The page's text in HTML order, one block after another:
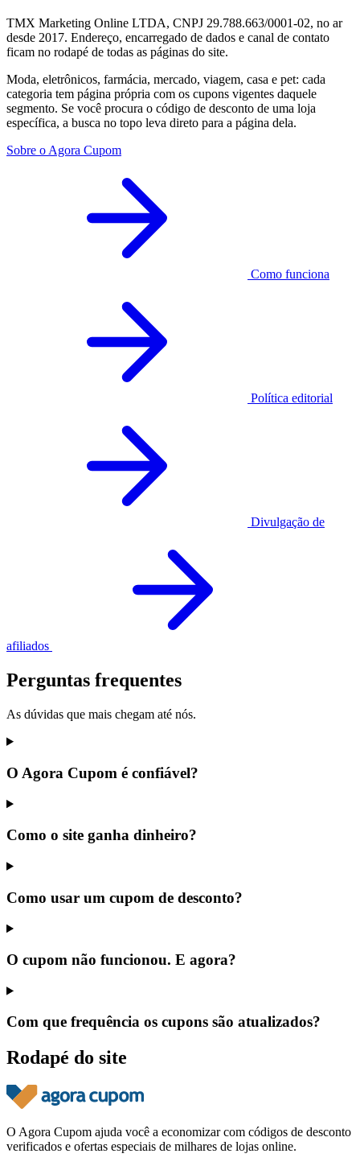
TMX Marketing Online LTDA, CNPJ 29.788.663/0001-02, no ar
desde 2017. Endereço, encarregado de dados e canal de contato
ficam no rodapé de todas as páginas do site.
Moda, eletrônicos, farmácia, mercado, viagem, casa e pet: cada
categoria tem página própria com os cupons vigentes daquele
segmento. Se você procura o código de desconto de uma loja
específica, a busca no topo leva direto para a página dela.
Sobre o Agora Cupom
Como funciona
Política editorial
Divulgação de
afiliados
Perguntas frequentes
As dúvidas que mais chegam até nós.
O Agora Cupom é confiável?
Como o site ganha dinheiro?
Como usar um cupom de desconto?
O cupom não funcionou. E agora?
Com que frequência os cupons são atualizados?
Rodapé do site
O Agora Cupom ajuda você a economizar com códigos de desconto
verificados e ofertas especiais de milhares de lojas online.